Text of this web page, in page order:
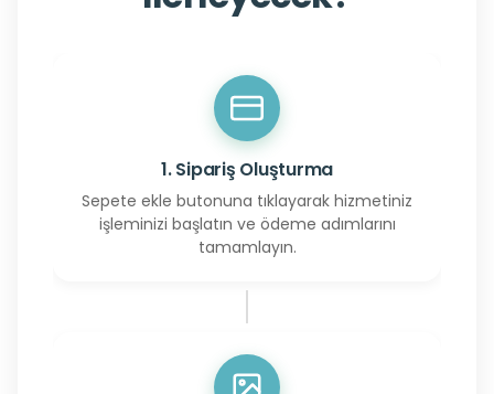
1. Sipariş Oluşturma
Sepete ekle butonuna tıklayarak hizmetiniz
işleminizi başlatın ve ödeme adımlarını
tamamlayın.